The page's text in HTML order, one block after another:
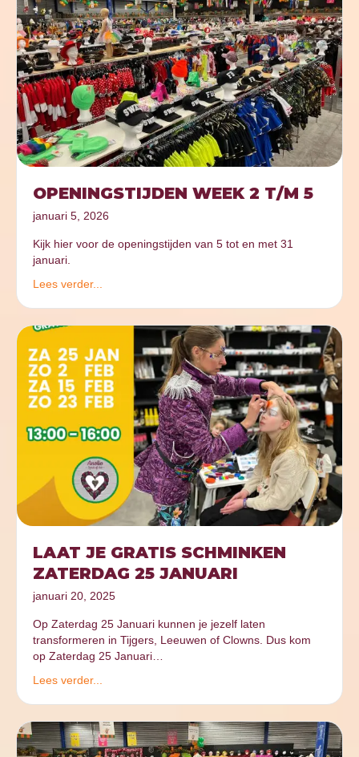
OPENINGSTIJDEN WEEK 2 T/M 5
januari 5, 2026
Kijk hier voor de openingstijden van 5 tot en met 31
januari.
Lees verder...
LAAT JE GRATIS SCHMINKEN
ZATERDAG 25 JANUARI
januari 20, 2025
Op Zaterdag 25 Januari kunnen je jezelf laten
transformeren in Tijgers, Leeuwen of Clowns. Dus kom
op Zaterdag 25 Januari…
Lees verder...